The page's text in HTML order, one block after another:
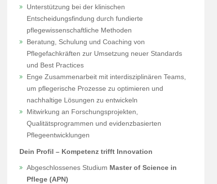
Unterstützung bei der klinischen
Entscheidungsfindung durch fundierte
pflegewissenschaftliche Methoden
Beratung, Schulung und Coaching von
Pflegefachkräften zur Umsetzung neuer Standards
und Best Practices
Enge Zusammenarbeit mit interdisziplinären Teams,
um pflegerische Prozesse zu optimieren und
nachhaltige Lösungen zu entwickeln
Mitwirkung an Forschungsprojekten,
Qualitätsprogrammen und evidenzbasierten
Pflegeentwicklungen
Dein Profil – Kompetenz trifft Innovation
Abgeschlossenes Studium Master of Science in
Pflege (APN)